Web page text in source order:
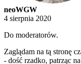
neoWGW
4 sierpnia 2020
Do moderatorów.
Zaglądam na tą stronę
- dość rzadko, patrząc